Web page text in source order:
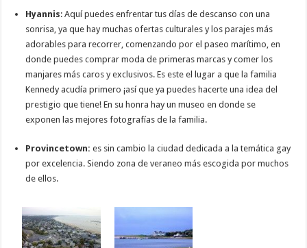
Hyannis: Aquí puedes enfrentar tus días de descanso con una
sonrisa, ya que hay muchas ofertas culturales y los parajes más
adorables para recorrer, comenzando por el paseo marítimo, en
donde puedes comprar moda de primeras marcas y comer los
manjares más caros y exclusivos. Es este el lugar a que la familia
Kennedy acudía primero ¡así que ya puedes hacerte una idea del
prestigio que tiene! En su honra hay un museo en donde se
exponen las mejores fotografías de la familia.
Provincetown:es sin cambio la ciudad dedicada a la temática gay
por excelencia. Siendo zona de veraneo más escogida por muchos
de ellos.